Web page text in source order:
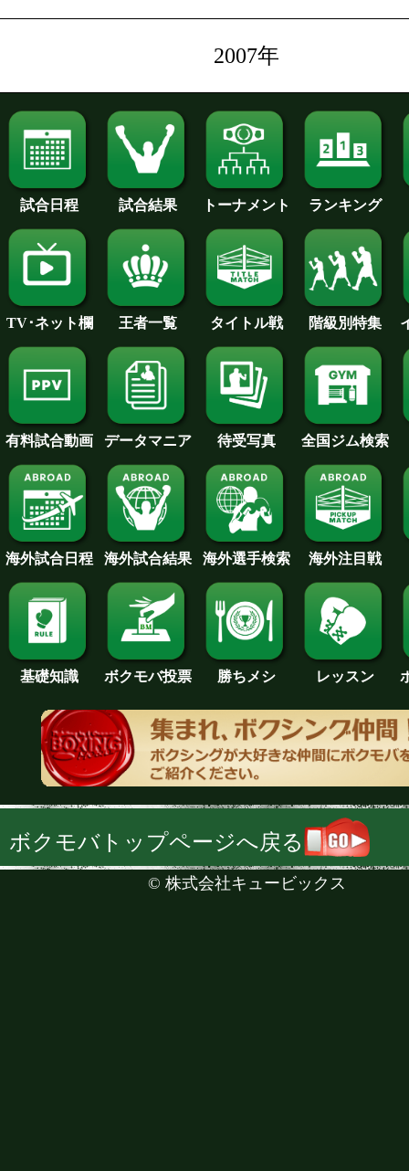
2007年
試合日程 試合結果 トーナメント ランキング
TV･ネット欄 王者一覧 タイトル戦 階級別特集
有料試合動画 データマニア 待受写真 全国ジム検索
海外試合日程 海外試合結果 海外選手検索 海外注目戦
基礎知識 ボクモバ投票 勝ちメシ レッスン
ボクモバトップページへ戻る
© 株式会社キュービックス